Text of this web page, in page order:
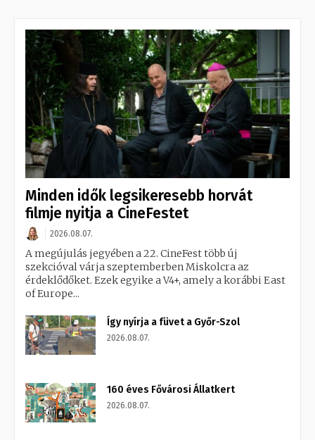
Minden idők legsikeresebb horvát
filmje nyitja a CineFestet
2026.08.07.
A megújulás jegyében a 22. CineFest több új
szekcióval várja szeptemberben Miskolcra az
érdeklődőket. Ezek egyike a V4+, amely a korábbi East
of Europe...
Így nyírja a füvet a Győr-Szol
2026.08.07.
160 éves Fővárosi Állatkert
2026.08.07.